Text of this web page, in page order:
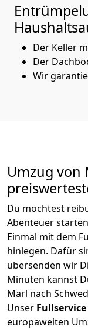
Der Keller
Der
Wir
Umzug von
Du möchtest
Abenteuer
Einmal mit dem
hinlegen. Dafür
übersenden wir
Minuten kannst
Marl nach
Unser Fullservice
europaweiten